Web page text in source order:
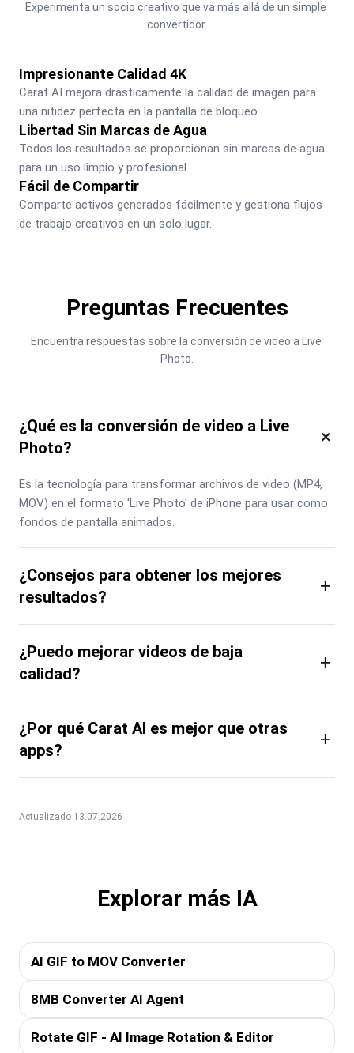
Experimenta un socio creativo que va más allá de un simple
convertidor.
Impresionante Calidad 4K
Carat AI mejora drásticamente la calidad de imagen para
una nitidez perfecta en la pantalla de bloqueo.
Libertad Sin Marcas de Agua
Todos los resultados se proporcionan sin marcas de agua
para un uso limpio y profesional.
Fácil de Compartir
Comparte activos generados fácilmente y gestiona flujos
de trabajo creativos en un solo lugar.
Preguntas Frecuentes
Encuentra respuestas sobre la conversión de video a Live
Photo.
¿Qué es la conversión de video a Live
Photo?
×
Es la tecnología para transformar archivos de video (MP4,
MOV) en el formato 'Live Photo' de iPhone para usar como
fondos de pantalla animados.
¿Consejos para obtener los mejores
resultados?
+
¿Puedo mejorar videos de baja
calidad?
+
¿Por qué Carat AI es mejor que otras
apps?
+
Actualizado 13.07.2026
Explorar más IA
AI GIF to MOV Converter
8MB Converter AI Agent
Rotate GIF - AI Image Rotation & Editor